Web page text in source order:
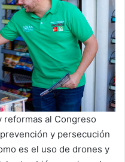
reformas al Congreso
y persecución
es el uso de drones y